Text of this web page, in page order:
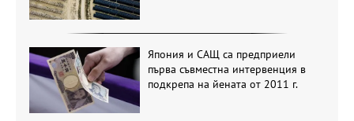
Япония и САЩ са предприели
първа съвместна интервенция в
подкрепа на йената от 2011 г.